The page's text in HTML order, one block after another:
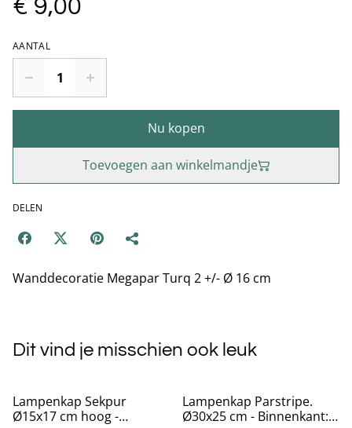
€ 9,00
AANTAL
Nu kopen
Toevoegen aan winkelmandje
DELEN
Wanddecoratie Megapar Turq 2 +/- Ø 16 cm
Dit vind je misschien ook leuk
Lampenkap Sekpur
Ø15x17 cm hoog -
Lampenkap Parstripe.
Ø30x25 cm - Binnenkant: